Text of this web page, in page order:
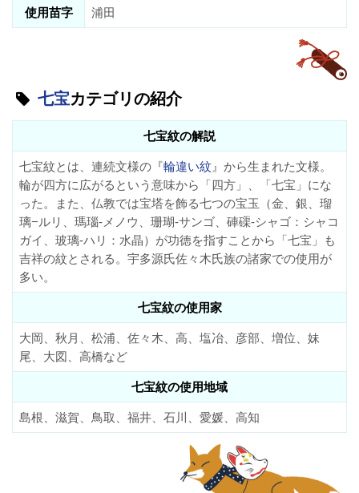
使用苗字
浦田
七宝カテゴリの紹介
七宝紋の解説
七宝紋とは、連続文様の『輪違い紋』から生まれた文様。
輪が四方に広がるという意味から「四方」、「七宝」にな
った。また、仏教では宝塔を飾る七つの宝玉（金、銀、瑠
璃−ルリ、瑪瑙-メノウ、珊瑚-サンゴ、硨磲-シャゴ：シャコ
ガイ、玻璃-ハリ：水晶）が功徳を指すことから「七宝」も
吉祥の紋とされる。宇多源氏佐々木氏族の諸家での使用が
多い。
七宝紋の使用家
大岡、秋月、松浦、佐々木、高、塩冶、彦部、増位、妹
尾、大図、高橋など
七宝紋の使用地域
島根、滋賀、鳥取、福井、石川、愛媛、高知